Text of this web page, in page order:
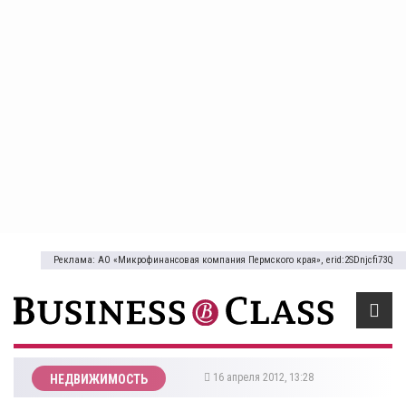
Реклама: АО «Микрофинансовая компания Пермского края», erid:2SDnjcfi73Q
НЕДВИЖИМОСТЬ 16 апреля 2012, 13:28